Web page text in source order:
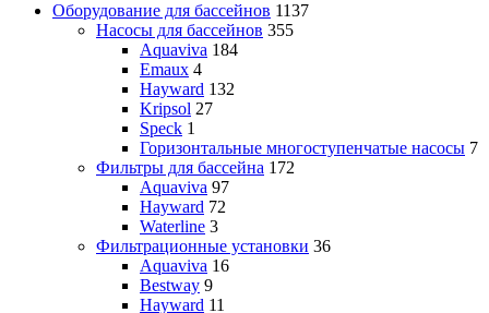
Оборудование для бассейнов 1137
Насосы для бассейнов 355
Aquaviva 184
Emaux 4
Hayward 132
Kripsol 27
Speck 1
Горизонтальные многоступенчатые насосы 7
Фильтры для бассейна 172
Aquaviva 97
Hayward 72
Waterline 3
Фильтрационные установки 36
Aquaviva 16
Bestway 9
Hayward 11